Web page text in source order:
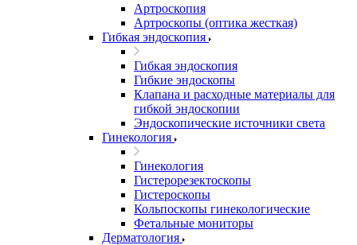
Артроскопия
Артроскопы (оптика жесткая)
Гибкая эндоскопия
Гибкая эндоскопия
Гибкие эндоскопы
Клапана и расходные материалы для
гибкой эндоскопии
Эндоскопические источники света
Гинекология
Гинекология
Гистерорезектоскопы
Гистероскопы
Кольпоскопы гинекологические
Фетальные мониторы
Дерматология